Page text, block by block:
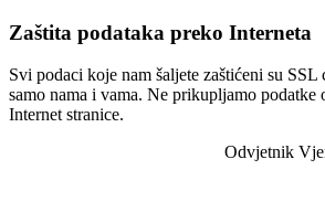
Zaštita podataka preko Interneta
Svi podaci koje nam šaljete zaštićeni su
samo nama i vama. Ne prikupljamo podatke
Internet stranice.
Odvjetnik